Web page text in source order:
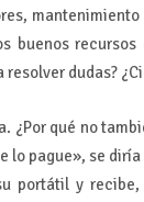
mantenimiento
buenos
dudas?
¿Por qué no
pague», se diría
portátil y